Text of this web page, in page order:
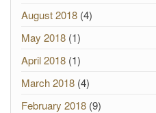
August 2018 (4)
May 2018 (1)
April 2018 (1)
March 2018 (4)
February 2018 (9)